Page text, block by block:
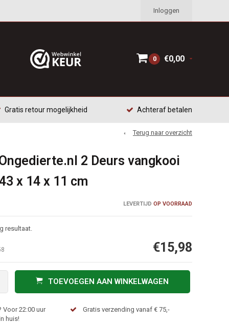
Inloggen
0 €0,00
Gratis retour mogelijkheid Achteraf betalen
Terug naar overzicht
2 Deurs vangkooi
x 14 x 11 cm
LEVERTIJD OP VOORRAAD
resultaat.
€15,98
TOEVOEGEN AAN WINKELWAGEN
Voor 22:00 uur
huis!
Gratis verzending vanaf € 75,-